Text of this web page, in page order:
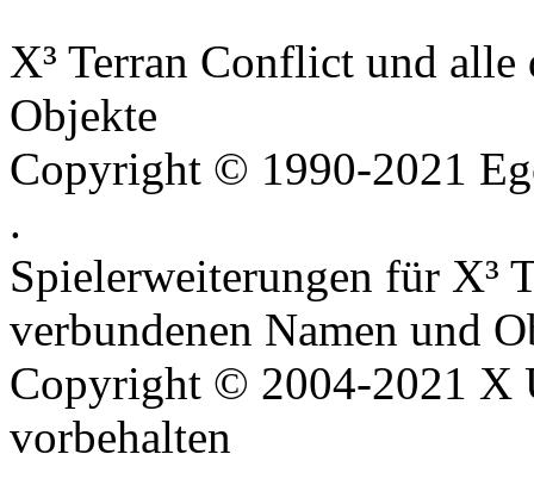
X³ Terran Conflict und
Objekte
Copyright © 1990-2021
.
Spielerweiterungen für X³
verbundenen Namen und
Copyright © 2004-2021 X
vorbehalten